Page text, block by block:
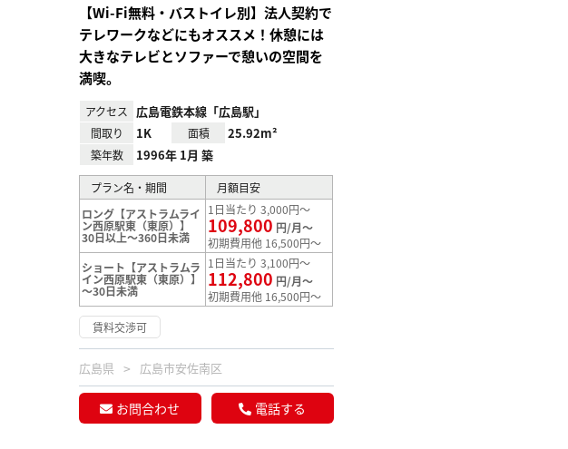
【Wi-Fi無料・バストイレ別】法人契約で
テレワークなどにもオススメ！休憩には
大きなテレビとソファーで憩いの空間を
満喫。
アクセス 広島電鉄本線「広島駅」
間取り 1K 面積 25.92m²
築年数 1996年 1月 築
プラン名・期間
月額目安
ロング【アストラムライ
ン西原駅東（東原）】
30日以上～360日未満
1日当たり 3,000円～
109,800 円/月～
初期費用他 16,500円～
ショート【アストラムラ
イン西原駅東（東原）】
～30日未満
1日当たり 3,100円～
112,800 円/月～
初期費用他 16,500円～
賃料交渉可
広島県 広島市安佐南区
お問合わせ 電話する